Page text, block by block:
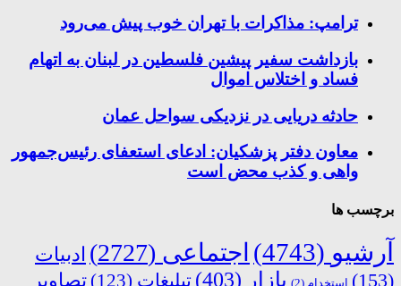
ترامپ: مذاکرات با تهران خوب پیش می‌رود
بازداشت سفیر پیشین فلسطین در لبنان به اتهام
فساد و اختلاس اموال
حادثه دریایی در نزدیکی سواحل عمان
معاون دفتر پزشکیان: ادعای استعفای رئیس‌جمهور
واهی و کذب محض است
برچسب ها
آرشیو (4743) اجتماعی (2727)
ادبیات
(153)
استخدام (2) بازار (403) تبلیغات (123)
تصاویر